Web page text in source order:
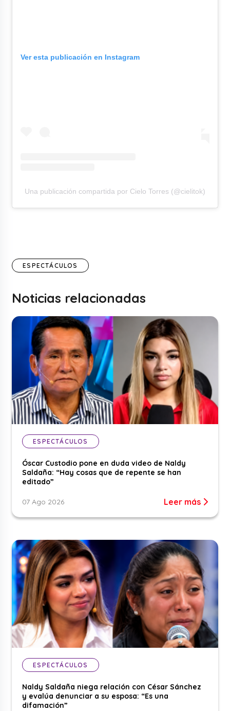
Ver esta publicación en Instagram
Una publicación compartida por Cielo Torres (@cielitok)
ESPECTÁCULOS
Noticias relacionadas
ESPECTÁCULOS
Óscar Custodio pone en duda video de Naldy
Saldaña: “Hay cosas que de repente se han
editado”
07 Ago 2026 Leer más
ESPECTÁCULOS
Naldy Saldaña niega relación con César Sánchez
y evalúa denunciar a su esposa: “Es una
difamación”